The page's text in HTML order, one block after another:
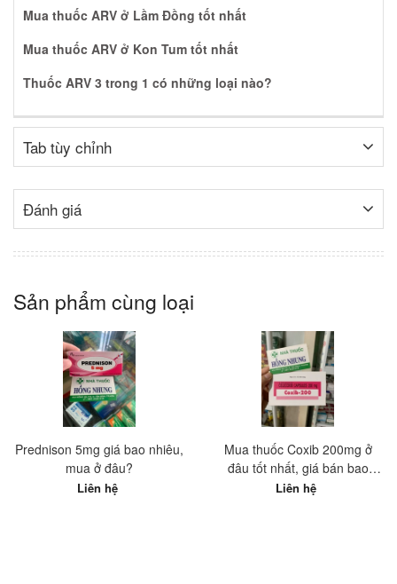
Mua thuốc ARV ở Lầm Đồng tốt nhất
Mua thuốc ARV ở Kon Tum tốt nhất
Thuốc ARV 3 trong 1 có những loại nào?
Tab tùy chỉnh
Đánh giá
Sản phẩm cùng loại
Prednison 5mg giá bao nhiêu,
mua ở đâu?
Liên hệ
Mua thuốc Coxib 200mg ở
đâu tốt nhất, giá bán bao
nhiêu?
Liên hệ